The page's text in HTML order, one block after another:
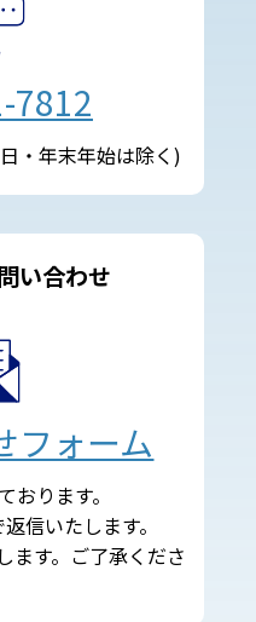
7812
・年末年始は除く)
い合わせ
フォーム
おります。
信いたします。
ます。ご了承くださ